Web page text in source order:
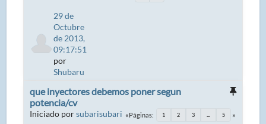
29 de
Octubre
de 2013,
09:17:51
por
Shubaru
que inyectores debemos poner segun
potencia/cv
Iniciado porsubarisubari Páginas 1 2 3 5